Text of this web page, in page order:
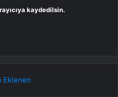
kaydedilsin.
Eklenen